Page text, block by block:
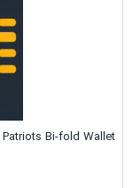
Bi-fold Wallet